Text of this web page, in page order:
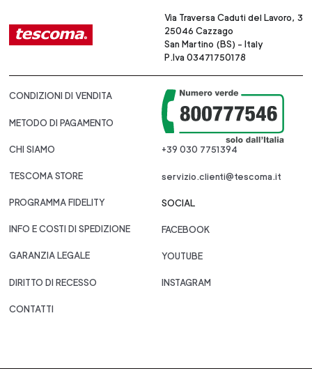
Via Traversa Caduti del Lavoro, 3
25046 Cazzago
San Martino (BS) - Italy
P.Iva 03471750178
CONDIZIONI DI VENDITA
METODO DI PAGAMENTO
CHI SIAMO
TESCOMA STORE
PROGRAMMA FIDELITY
INFO E COSTI DI SPEDIZIONE
GARANZIA LEGALE
DIRITTO DI RECESSO
CONTATTI
+39 030 7751394
servizio.clienti@tescoma.it
SOCIAL
FACEBOOK
YOUTUBE
INSTAGRAM